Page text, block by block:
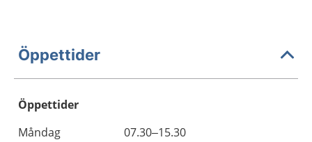
Öppettider
Öppettider
Dag
Öppettider
Kommentarer
Måndag
07.30–15.30